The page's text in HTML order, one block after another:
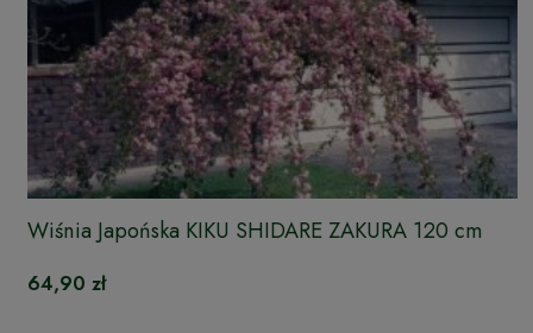
Wiśnia Japońska KIKU SHIDARE ZAKURA 120 cm
64,90 zł